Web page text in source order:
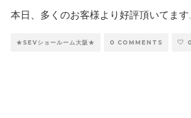
本日、多くのお客様より好評頂いてます
★SEVショールーム大阪★ 0 COMMENTS 0